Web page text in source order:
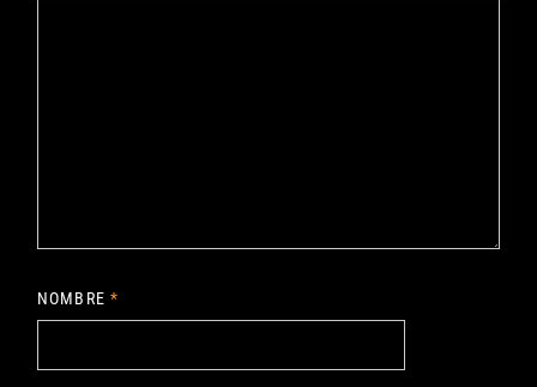
NOMBRE *